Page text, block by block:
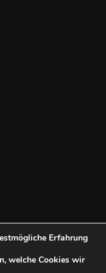
Erfahrung
welche Cookies wir